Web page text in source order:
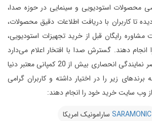
استودیویی و سینمایی در حوزه صدا،
تا کاربران با دریافت اطلاعات دقیق محصولات،
رایگان قبل از خرید تجهیزات استودیویی،
انجام دهند. گسترش صدا با افتخار اعلام می‌دارد
این مجموعه در حال حاضر نمایندگی انحصاری بیش از 20 کمپانی معتبر دنیا
زیر را در اختیار داشته و کاربران گرامی
وب سایت خرید خود را انجام دهند:
SARAMONIC سارامونیک امریکا